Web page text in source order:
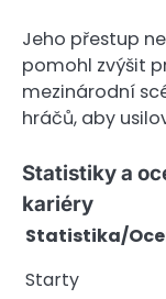
Jeho přestup
pomohl zvýšit
mezinárodní
hráčů, aby
Statistiky a
kariéry
Statistika/
Starty